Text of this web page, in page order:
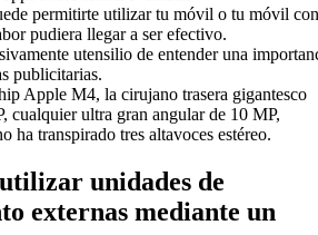
permitirte utilizar tu móvil o tu móvil con
pudiera llegar a ser efectivo.
utensilio de entender una
publicitarias.
Apple M4, la cirujano trasera gigantesco
cualquier ultra gran angular de 10 MP,
ha transpirado tres altavoces estéreo.
unidades‍ de
externas mediante un